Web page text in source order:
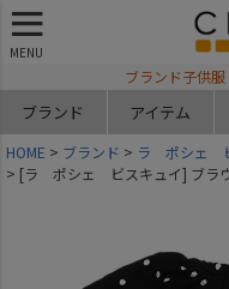
MENU
ブランド子供
ブランド アイテム
HOME ブランド
ラ ポシェ
[ラ ポシェ ビスキュイ] ブラ